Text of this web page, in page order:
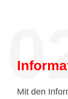
Mit den